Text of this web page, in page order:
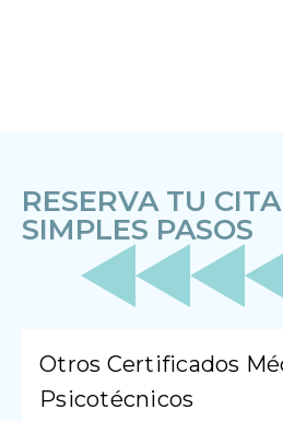
RESERVA TU
SIMPLES PASOS